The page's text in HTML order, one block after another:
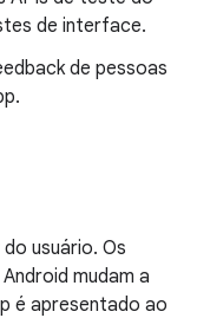
de interface.
de pessoas
usuário. Os
mudam a
é apresentado ao